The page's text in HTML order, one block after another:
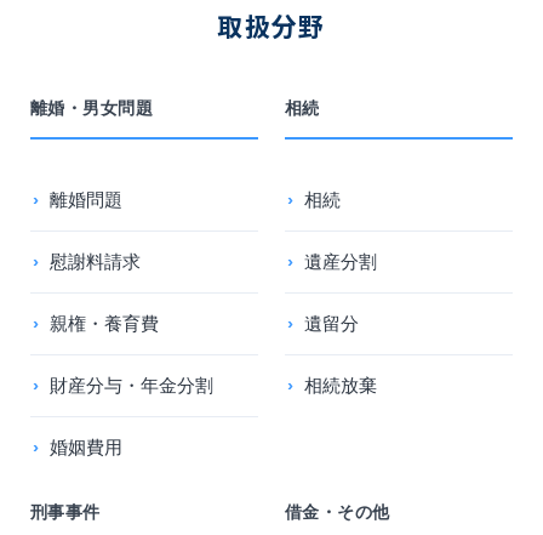
取扱分野
離婚・男女問題
離婚問題
慰謝料請求
親権・養育費
財産分与・年金分割
婚姻費用
相続
相続
遺産分割
遺留分
相続放棄
刑事事件 借金・その他